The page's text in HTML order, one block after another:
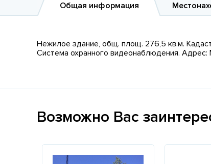
Общая информация
Нежилое здание, общ. площ. 276,5 кв.м.
Система охранного видеонаблюдения. Адрес:
Возможно Вас